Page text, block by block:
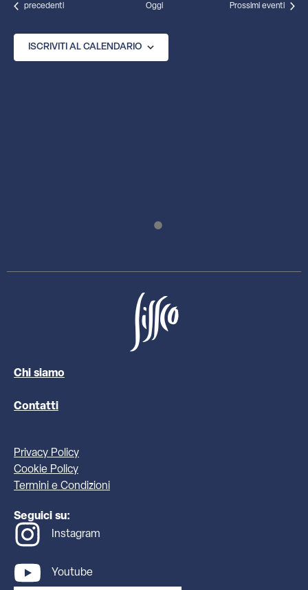
Eventi
precedenti Oggi Prossimi eventi
ISCRIVITI AL CALENDARIO
Chi siamo
Contatti
Privacy Policy
Cookie Policy
Termini e Condizioni
Seguici su:
Instagram
Youtube